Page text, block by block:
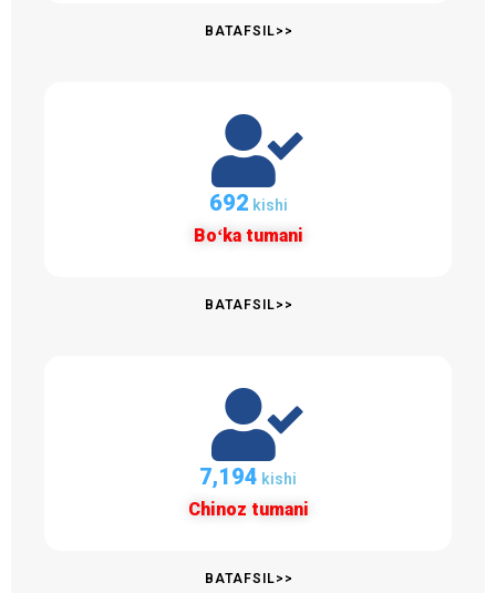
BATAFSIL>>
692 kishi
Boʻka tumani
BATAFSIL>>
7,194 kishi
Chinoz tumani
BATAFSIL>>